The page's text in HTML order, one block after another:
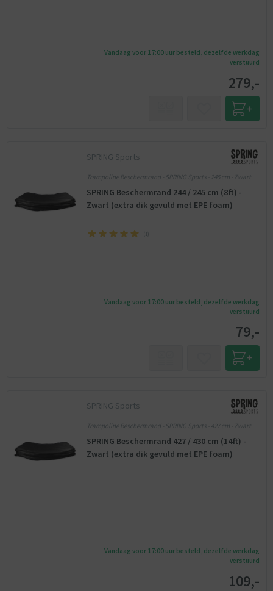
Vandaag voor 17:00 uur besteld, dezelfde werkdag
verstuurd
279,-
SPRING Sports
Trampoline Beschermrand - SPRING Sports - 245 cm - Zwart
SPRING Beschermrand 244 / 245 cm (8ft) -
Zwart (extra dik gevuld met EPE foam)
1
Vandaag voor 17:00 uur besteld, dezelfde werkdag
verstuurd
79,-
SPRING Sports
Trampoline Beschermrand - SPRING Sports - 427 cm - Zwart
SPRING Beschermrand 427 / 430 cm (14ft) -
Zwart (extra dik gevuld met EPE foam)
Vandaag voor 17:00 uur besteld, dezelfde werkdag
verstuurd
109,-